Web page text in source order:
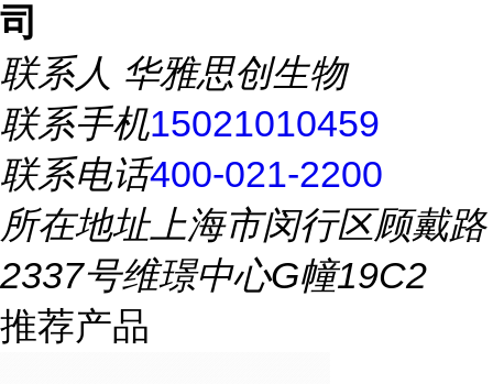
司
联系人 华雅思创生物
联系手机15021010459
联系电话400-021-2200
所在地址上海市闵行区顾戴路
2337号维璟中心G幢19C2
推荐产品